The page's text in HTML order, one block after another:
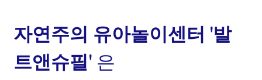
자연주의 유아놀이센터 '발
트앤슈필' 은